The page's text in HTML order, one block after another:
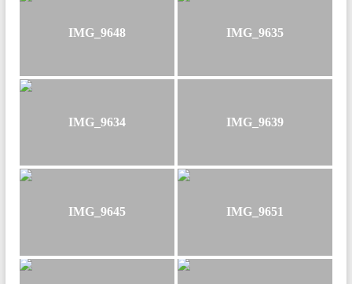
IMG_9648 IMG_9635
IMG_9634 IMG_9639
IMG_9645 IMG_9651